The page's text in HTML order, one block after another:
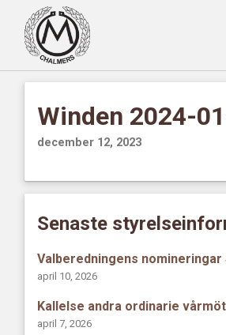
Winden 2024-
december 12, 2023
Senaste
Valberedningens nomineringar
april 10, 2026
Kallelse andra ordinarie
april 7, 2026